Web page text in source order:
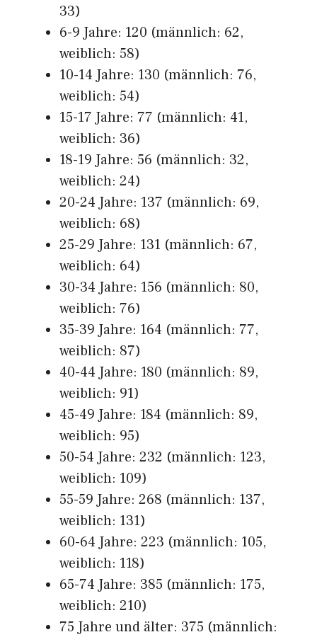
33)
6-9 Jahre: 120 (männlich: 62,
weiblich: 58)
10-14 Jahre: 130 (männlich: 76,
weiblich: 54)
15-17 Jahre: 77 (männlich: 41,
weiblich: 36)
18-19 Jahre: 56 (männlich: 32,
weiblich: 24)
20-24 Jahre: 137 (männlich: 69,
weiblich: 68)
25-29 Jahre: 131 (männlich: 67,
weiblich: 64)
30-34 Jahre: 156 (männlich: 80,
weiblich: 76)
35-39 Jahre: 164 (männlich: 77,
weiblich: 87)
40-44 Jahre: 180 (männlich: 89,
weiblich: 91)
45-49 Jahre: 184 (männlich: 89,
weiblich: 95)
50-54 Jahre: 232 (männlich: 123,
weiblich: 109)
55-59 Jahre: 268 (männlich: 137,
weiblich: 131)
60-64 Jahre: 223 (männlich: 105,
weiblich: 118)
65-74 Jahre: 385 (männlich: 175,
weiblich: 210)
75 Jahre und älter: 375 (männlich: